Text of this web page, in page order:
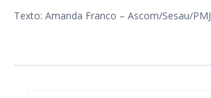
Texto: Amanda Franco – Ascom/Sesau/PMJ